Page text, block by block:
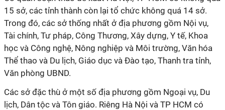
15 sở, các tỉnh thành còn lại tổ chức không quá 14 sở.
Trong đó, các sở thống nhất ở địa phương gồm Nội vụ,
Tài chính, Tư pháp, Công Thương, Xây dựng, Y tế, Khoa
học và Công nghệ, Nông nghiệp và Môi trường, Văn hóa
Thể thao và Du lịch, Giáo dục và Đào tạo, Thanh tra tỉnh,
Văn phòng UBND.
Các sở đặc thù ở một số địa phương gồm Ngoại vụ, Du
lịch, Dân tộc và Tôn giáo. Riêng Hà Nội và TP HCM có